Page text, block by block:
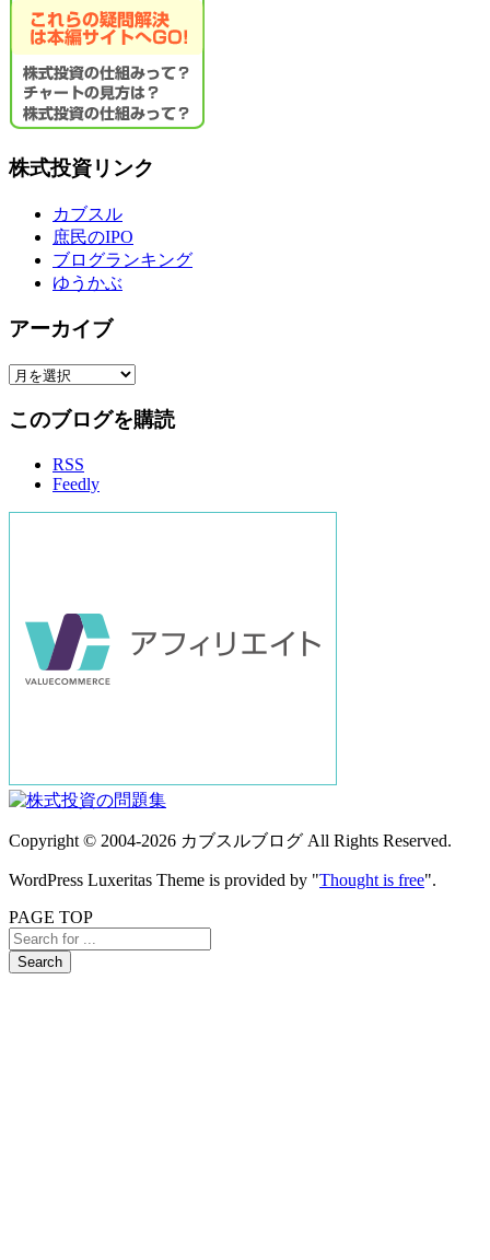
株式投資リンク
カブスル
庶民のIPO
ブログランキング
ゆうかぶ
アーカイブ
ア
カ
このブログを購読
RSS
Feedly
Copyright © 2004-2026 カブスルブログ All Rights Reserved.
WordPress Luxeritas Theme is provided by "Thought is free".
PAGE TOP